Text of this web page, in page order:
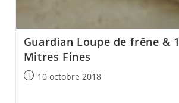
Guardian Loupe de frêne &
Mitres Fines
Post10 octobre 2018